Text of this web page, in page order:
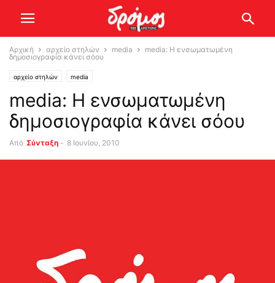
Αρχική αρχείο στηλών media
media: Η ενσωματωμένη
δημοσιογραφία κάνει σόου
αρχείο στηλών media
media: Η ενσωματωμένη
δημοσιογραφία κάνει σόου
Από Σύνταξη - 8 Ιουνίου, 2010